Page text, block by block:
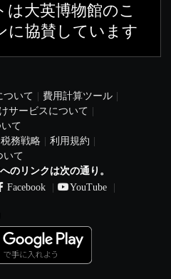
大英博物館のこ
に協賛しています
ついて
費用計算ツール
サービスについて
て
税務戦略
利用規約
いて
のリンクは次の通り。
Facebook
YouTube